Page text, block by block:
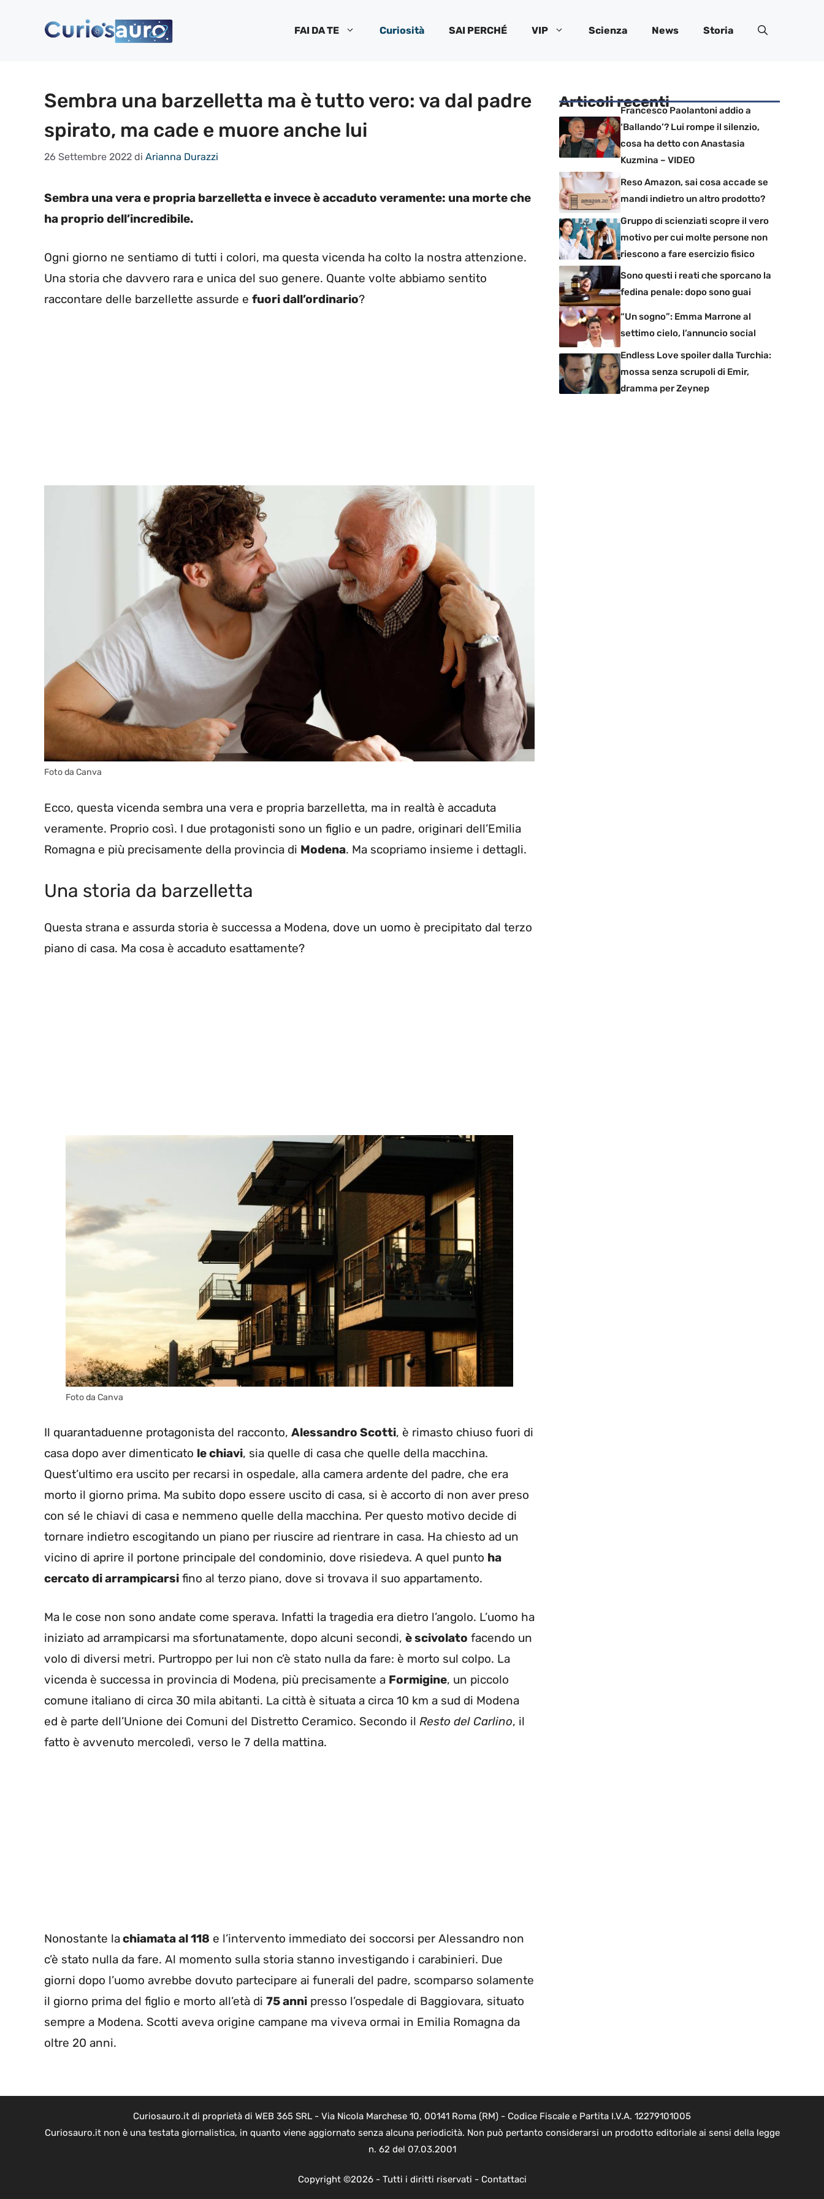
FAI DA TE Curiosità SAI PERCHÉ VIP Scienza News Storia
Sembra una barzelletta ma è tutto vero: va dal padre
spirato, ma cade e muore anche lui
26 Settembre 2022 di Arianna Durazzi
Sembra una vera e propria barzelletta e invece è accaduto veramente: una morte che
ha proprio dell’incredibile.
Ogni giorno ne sentiamo di tutti i colori, ma questa vicenda ha colto la nostra attenzione.
Una storia che davvero rara e unica del suo genere. Quante volte abbiamo sentito
raccontare delle barzellette assurde e fuori dall’ordinario?
Foto da Canva
Ecco, questa vicenda sembra una vera e propria barzelletta, ma in realtà è accaduta
veramente. Proprio così. I due protagonisti sono un figlio e un padre, originari dell’Emilia
Romagna e più precisamente della provincia di Modena. Ma scopriamo insieme i dettagli.
Una storia da barzelletta
Questa strana e assurda storia è successa a Modena, dove un uomo è precipitato dal terzo
piano di casa. Ma cosa è accaduto esattamente?
Foto da Canva
Il quarantaduenne protagonista del racconto, Alessandro Scotti, è rimasto chiuso fuori di
casa dopo aver dimenticato le chiavi, sia quelle di casa che quelle della macchina.
Quest’ultimo era uscito per recarsi in ospedale, alla camera ardente del padre, che era
morto il giorno prima. Ma subito dopo essere uscito di casa, si è accorto di non aver preso
con sé le chiavi di casa e nemmeno quelle della macchina. Per questo motivo decide di
tornare indietro escogitando un piano per riuscire ad rientrare in casa. Ha chiesto ad un
vicino di aprire il portone principale del condominio, dove risiedeva. A quel punto ha
cercato di arrampicarsi fino al terzo piano, dove si trovava il suo appartamento.
Ma le cose non sono andate come sperava. Infatti la tragedia era dietro l’angolo. L’uomo ha
iniziato ad arrampicarsi ma sfortunatamente, dopo alcuni secondi, è scivolato facendo un
volo di diversi metri. Purtroppo per lui non c’è stato nulla da fare: è morto sul colpo. La
vicenda è successa in provincia di Modena, più precisamente a Formigine, un piccolo
comune italiano di circa 30 mila abitanti. La città è situata a circa 10 km a sud di Modena
ed è parte dell’Unione dei Comuni del Distretto Ceramico. Secondo il Resto del Carlino, il
fatto è avvenuto mercoledì, verso le 7 della mattina.
Nonostante lachiamata al 118 e l’intervento immediato dei soccorsi per Alessandro non
c’è stato nulla da fare. Al momento sulla storia stanno investigando i carabinieri. Due
giorni dopo l’uomo avrebbe dovuto partecipare ai funerali del padre, scomparso solamente
il giorno prima del figlio e morto all’età di 75 anni presso l’ospedale di Baggiovara, situato
sempre a Modena. Scotti aveva origine campane ma viveva ormai in Emilia Romagna da
oltre 20 anni.
Articoli recentiFrancesco Paolantoni addio a
‘Ballando’? Lui rompe il silenzio,
cosa ha detto con Anastasia
Kuzmina – VIDEO
Reso Amazon, sai cosa accade se
mandi indietro un altro prodotto?
Gruppo di scienziati scopre il vero
motivo per cui molte persone non
riescono a fare esercizio fisico
Sono questi i reati che sporcano la
fedina penale: dopo sono guai
“Un sogno”: Emma Marrone al
settimo cielo, l’annuncio social
Endless Love spoiler dalla Turchia:
mossa senza scrupoli di Emir,
dramma per Zeynep
Curiosauro.it di proprietà di WEB 365 SRL - Via Nicola Marchese 10, 00141 Roma (RM) - Codice Fiscale e Partita I.V.A. 12279101005
Curiosauro.it non è una testata giornalistica, in quanto viene aggiornato senza alcuna periodicità. Non può pertanto considerarsi un prodotto editoriale ai sensi della legge
n. 62 del 07.03.2001
Copyright ©2026 - Tutti i diritti riservati - Contattaci